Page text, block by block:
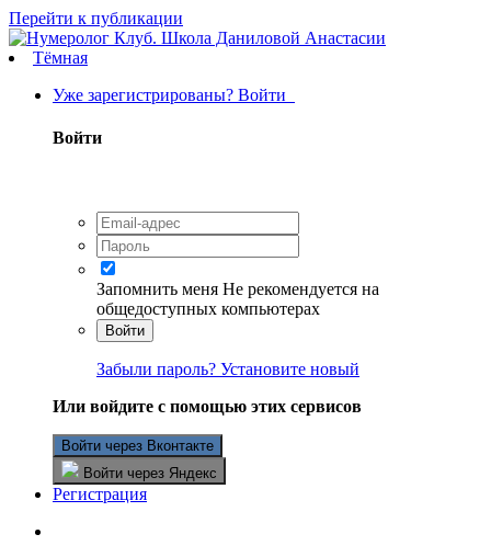
Перейти к публикации
Тёмная
Уже зарегистрированы? Войти
Войти
Запомнить меня Не рекомендуется на
общедоступных компьютерах
Войти
Забыли пароль? Установите новый
Или войдите с помощью этих сервисов
Войти через Вконтакте
Войти через Яндекс
Регистрация